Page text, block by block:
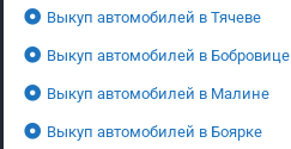
Выкуп автомобилей в Тячеве
Выкуп автомобилей в Бобровице
Выкуп автомобилей в Малине
Выкуп автомобилей в Боярке